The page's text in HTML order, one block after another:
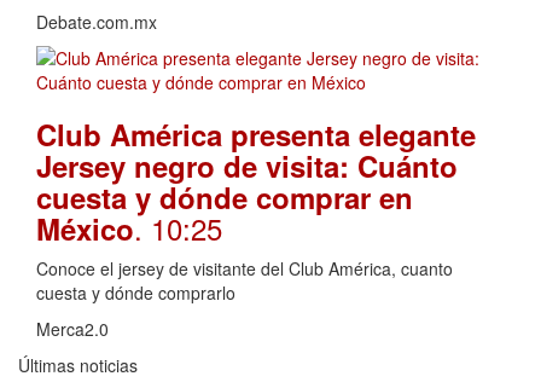
Debate.com.mx
Club América presenta elegante
Jersey negro de visita: Cuánto
cuesta y dónde comprar en
México. 10:25
Conoce el jersey de visitante del Club América, cuanto
cuesta y dónde comprarlo
Merca2.0
Últimas noticias